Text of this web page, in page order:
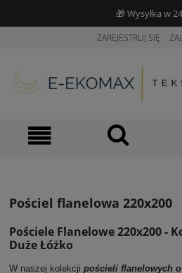
🎁 Wysyłka w
ZAREJESTRUJ SIĘ
Pościel flanelowa 220x200
Pościele Flanelowe 220x200 -
Duże Łóżko
W naszej kolekcji pościeli flanelowych